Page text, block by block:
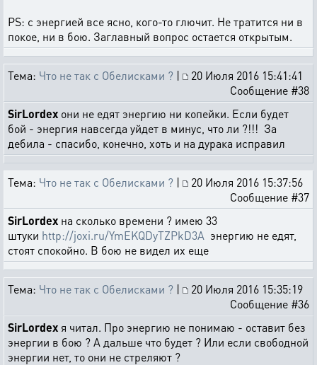
PS: с энергией все ясно, кого-то глючит. Не тратится ни в
покое, ни в бою. Заглавный вопрос остается открытым.
Тема: Что не так с Обелисками ? |
20 Июля 2016 15:41:41
Сообщение #38
SirLordex они не едят энергию ни копейки. Если будет
бой - энергия навсегда уйдет в минус, что ли ?!!! За
дебила - спасибо, конечно, хоть и на дурака исправил
Тема: Что не так с Обелисками ? |
20 Июля 2016 15:37:56
Сообщение #37
SirLordex на сколько времени ? имею 33
штуки http://joxi.ru/YmEKQDyTZPkD3A энергию не едят,
стоят спокойно. В бою не видел их еще
Тема: Что не так с Обелисками ? |
20 Июля 2016 15:35:19
Сообщение #36
SirLordex я читал. Про энергию не понимаю - оставит без
энергии в бою ? А дальше что будет ? Или если свободной
энергии нет, то они не стреляют ?